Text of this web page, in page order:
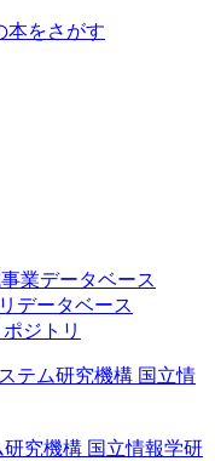
本をさがす
業データベース
データベース
ジトリ
研究機構 国立情報学研